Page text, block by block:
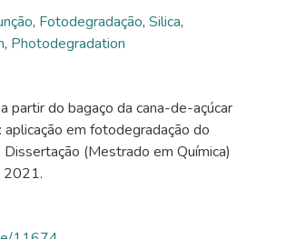
, Fotodegradação, Silica,
, Photodegradation
partir do bagaço da cana-de-açúcar
em fotodegradação do
(Mestrado em Química)
2021.